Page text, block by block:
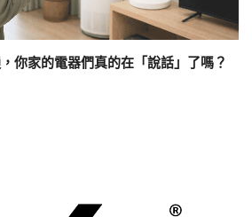
你家的電器們真的在「說話」了嗎？